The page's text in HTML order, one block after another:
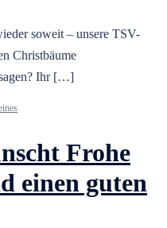
soweit – unsere TSV-
Christbäume
Ihr […]
Frohe
einen guten